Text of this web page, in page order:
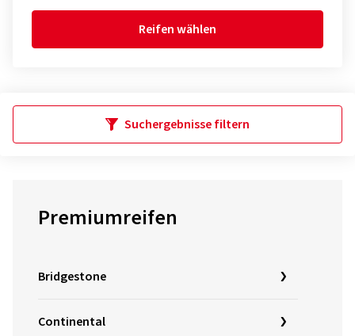
Reifen wählen
Suchergebnisse filtern
Premiumreifen
Bridgestone
Continental